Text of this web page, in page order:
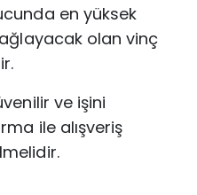
en yüksek
olan vinç
ve işini
ile alışveriş